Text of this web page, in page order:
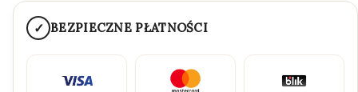
✓ BEZPIECZNE PŁATNOŚCI